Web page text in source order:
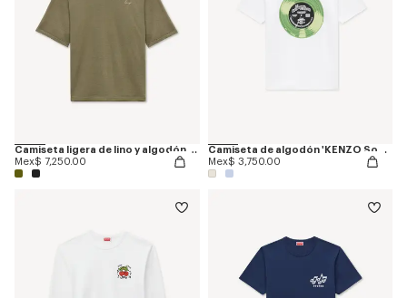
Camiseta ligera de lino y algodón bordada 'KENZO Signature'
Mex$ 7,250.00
Camiseta de algodón 'KENZO Sounds'
Mex$ 3,750.00